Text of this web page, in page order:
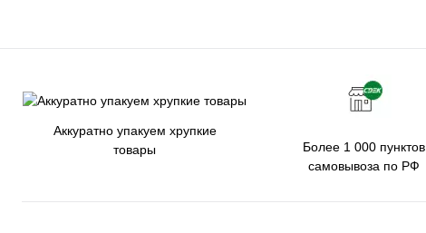
Аккуратно упакуем хрупкие
товары
Более 1 000 пунктов
самовывоза по РФ